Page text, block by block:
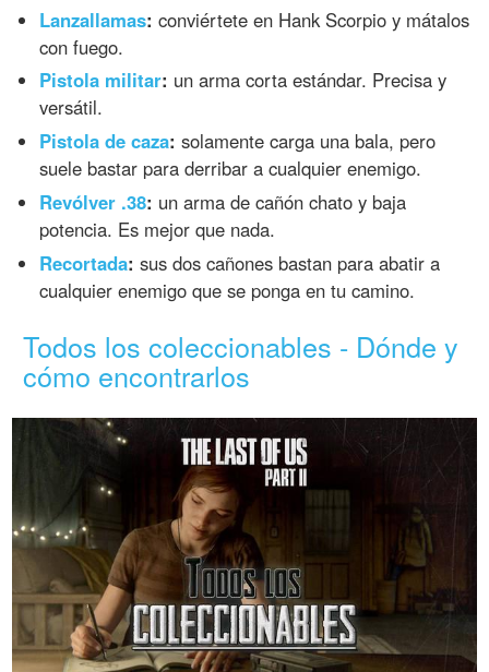
Lanzallamas: conviértete en Hank Scorpio y mátalos
con fuego.
Pistola militar: un arma corta estándar. Precisa y
versátil.
Pistola de caza: solamente carga una bala, pero
suele bastar para derribar a cualquier enemigo.
Revólver .38: un arma de cañón chato y baja
potencia. Es mejor que nada.
Recortada: sus dos cañones bastan para abatir a
cualquier enemigo que se ponga en tu camino.
Todos los coleccionables - Dónde y
cómo encontrarlos